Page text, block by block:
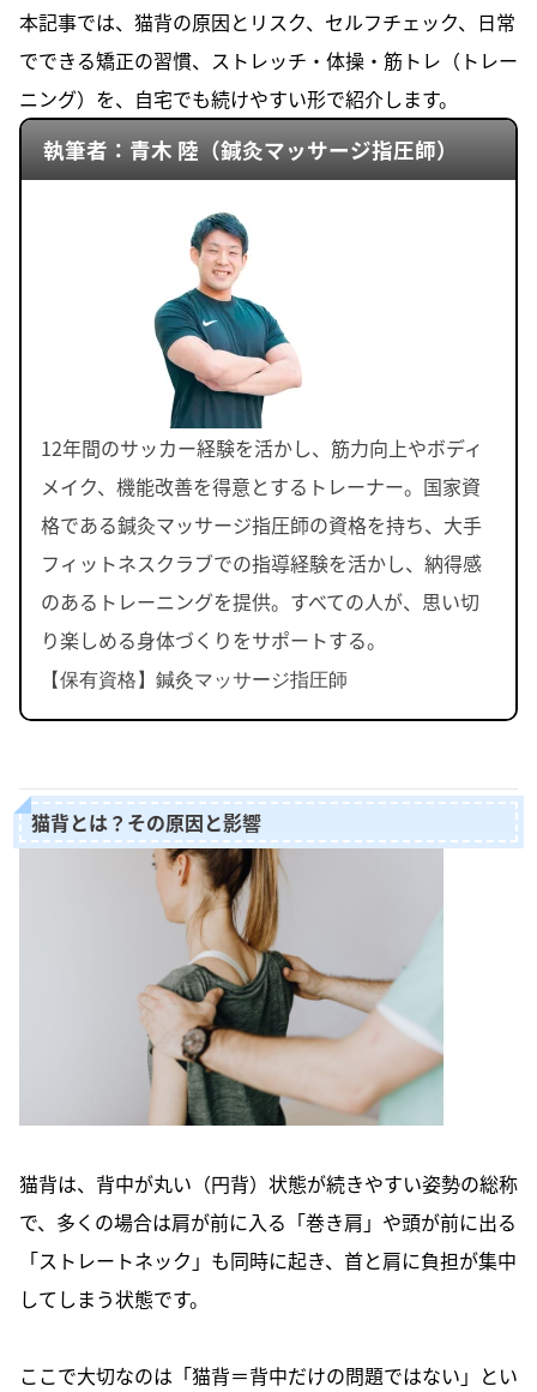
本記事では、猫背の原因とリスク、セルフチェック、日常
でできる矯正の習慣、ストレッチ・体操・筋トレ（トレー
ニング）を、自宅でも続けやすい形で紹介します。
執筆者：青木 陸（鍼灸マッサージ指圧師）
12年間のサッカー経験を活かし、筋力向上やボディ
メイク、機能改善を得意とするトレーナー。国家資
格である鍼灸マッサージ指圧師の資格を持ち、大手
フィットネスクラブでの指導経験を活かし、納得感
のあるトレーニングを提供。すべての人が、思い切
り楽しめる身体づくりをサポートする。
【保有資格】鍼灸マッサージ指圧師
猫背とは？その原因と影響
猫背は、背中が丸い（円背）状態が続きやすい姿勢の総称
で、多くの場合は肩が前に入る「巻き肩」や頭が前に出る
「ストレートネック」も同時に起き、首と肩に負担が集中
してしまう状態です。
ここで大切なのは「猫背＝背中だけの問題ではない」とい